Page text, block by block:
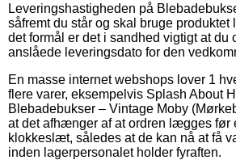
Leveringshastigheden på
såfremt du står og skal bruge produktet
det formål er det i sandhed vigtigt at du
anslåede leveringsdato for den
En masse internet webshops lover 1
flere varer, eksempelvis Splash About
Blebadebukser – Vintage Moby
at det afhænger af at ordren lægges før
klokkeslæt, således at de kan nå at få
inden lagerpersonalet holder fyraften.